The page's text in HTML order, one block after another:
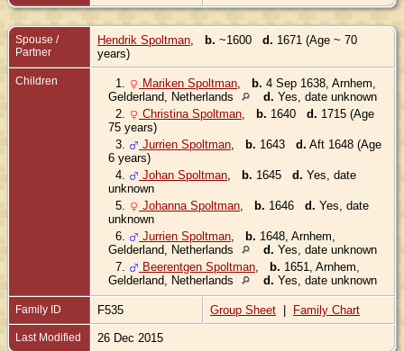
Spouse /
Partner
Hendrik Spoltman b. ~1600 d. 1671 (Age ~ 70
years)
Children 1. Mariken Spoltman b. 4 Sep 1638, Arnhem,
Gelderland, Netherlands
d. Yes, date unknown
2.
Christina Spoltman b. 1640 d. 1715 (Age
75 years)
3.
Jurrien Spoltman b. 1643 d. Aft 1648 (Age
6 years)
4.
Johan Spoltman b. 1645 d. Yes, date
unknown
5.
Johanna Spoltman b. 1646 d. Yes, date
unknown
6.
Jurrien Spoltman b. 1648, Arnhem,
Gelderland, Netherlands
d. Yes, date unknown
7.
Beerentgen Spoltman b. 1651, Arnhem,
Gelderland, Netherlands
d. Yes, date unknown
Family ID F535 Group Sheet | Family Chart
Last Modified 26 Dec 2015